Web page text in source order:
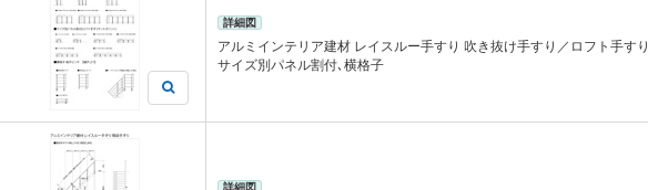
詳細図
アルミインテリア建材 レイスルー手すり 吹き抜け手すり／ロフト手すり
サイズ別パネル割付､横格子
詳細図